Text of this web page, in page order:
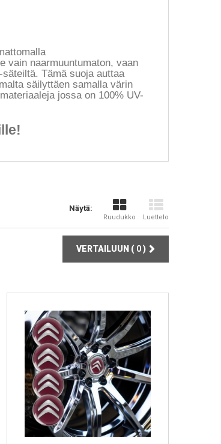
vain naarmuuntumaton, vaan
Tämä suoja auttaa
säilyttäen samalla värin
jossa on 100% UV-
Näytä:
Ruudukko Luettelo
VERTAILUUN ( 0)